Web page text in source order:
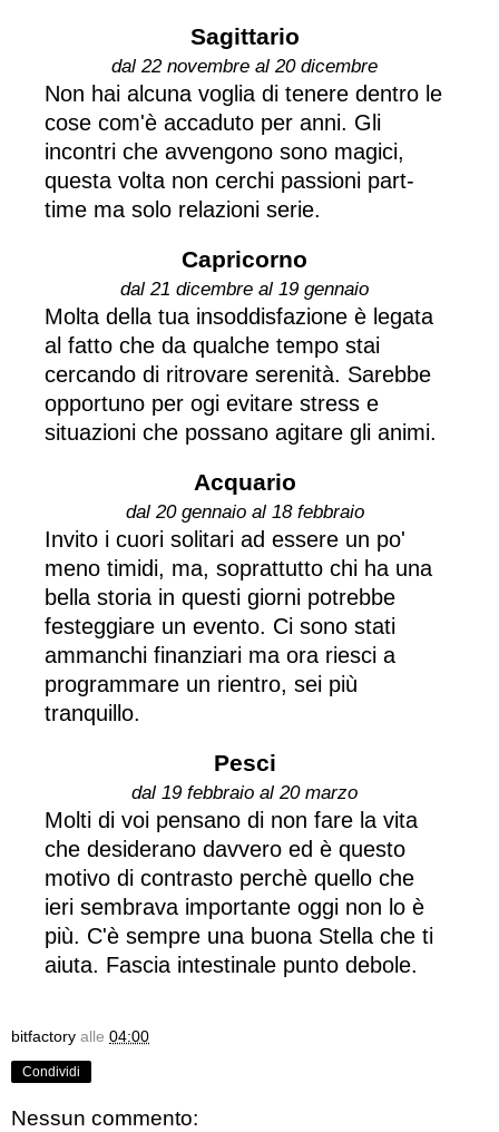
Sagittario
dal 22 novembre al 20 dicembre
Non hai alcuna voglia di tenere dentro le
cose com'è accaduto per anni. Gli
incontri che avvengono sono magici,
questa volta non cerchi passioni part-
time ma solo relazioni serie.
Capricorno
dal 21 dicembre al 19 gennaio
Molta della tua insoddisfazione è legata
al fatto che da qualche tempo stai
cercando di ritrovare serenità. Sarebbe
opportuno per ogi evitare stress e
situazioni che possano agitare gli animi.
Acquario
dal 20 gennaio al 18 febbraio
Invito i cuori solitari ad essere un po'
meno timidi, ma, soprattutto chi ha una
bella storia in questi giorni potrebbe
festeggiare un evento. Ci sono stati
ammanchi finanziari ma ora riesci a
programmare un rientro, sei più
tranquillo.
Pesci
dal 19 febbraio al 20 marzo
Molti di voi pensano di non fare la vita
che desiderano davvero ed è questo
motivo di contrasto perchè quello che
ieri sembrava importante oggi non lo è
più. C'è sempre una buona Stella che ti
aiuta. Fascia intestinale punto debole.
bitfactory alle 04:00
Condividi
Nessun commento: